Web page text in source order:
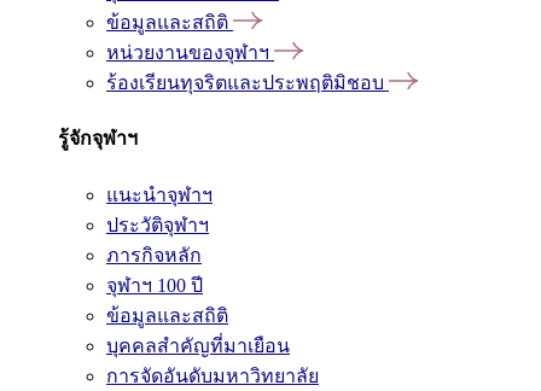
ข้อมูลและสถิติ
หน่วยงานของจุฬาฯ
ร้องเรียนทุจริตและประพฤติมิชอบ
รู้จักจุฬาฯ
แนะนำจุฬาฯ
ประวัติจุฬาฯ
ภารกิจหลัก
จุฬาฯ 100 ปี
ข้อมูลและสถิติ
บุคคลสำคัญที่มาเยือน
การจัดอันดับมหาวิทยาลัย